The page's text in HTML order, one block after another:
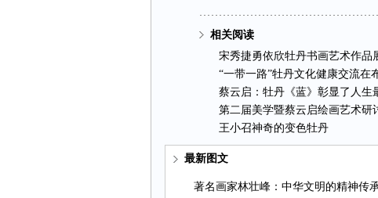
相关阅读
宋秀捷勇依欣牡丹书画艺术作品
“一带一路”牡丹文化健康交流在
蔡云启：牡丹《蓝》彰显了人生
第二届美学暨蔡云启绘画艺术研
王小召神奇的变色牡丹
最新图文
著名画家林壮峰：中华文明的精神传